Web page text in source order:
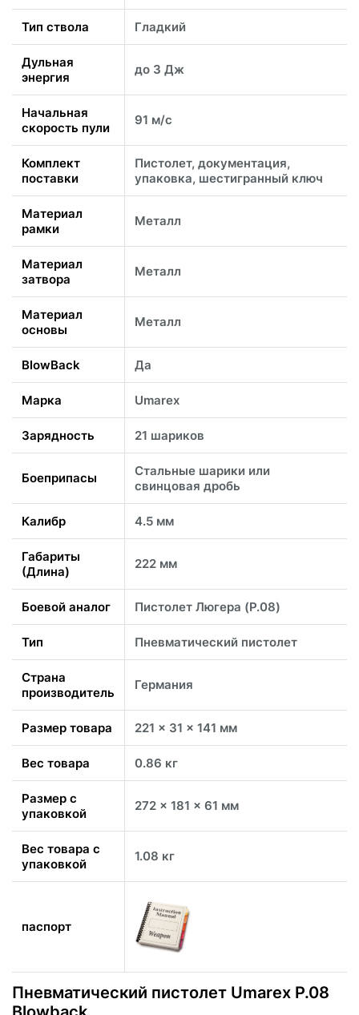
Тип ствола Гладкий
Дульная
энергия
до 3 Дж
Начальная
скорость пули
91 м/с
Комплект
поставки
Пистолет, документация,
упаковка, шестигранный ключ
Материал
рамки
Металл
Материал
затвора
Металл
Материал
основы
Металл
BlowBack Да
Марка Umarex
Зарядность 21 шариков
Боеприпасы
Стальные шарики или
свинцовая дробь
Калибр 4.5 мм
Габариты
(Длина)
222 мм
Боевой аналог Пистолет Люгера (P.08)
Тип Пневматический пистолет
Страна
производитель
Германия
Размер товара 221 x 31 x 141 мм
Вес товара 0.86 кг
Размер с
упаковкой
272 x 181 x 61 мм
Вес товара с
упаковкой
1.08 кг
паспорт
Пневматический пистолет Umarex P.08